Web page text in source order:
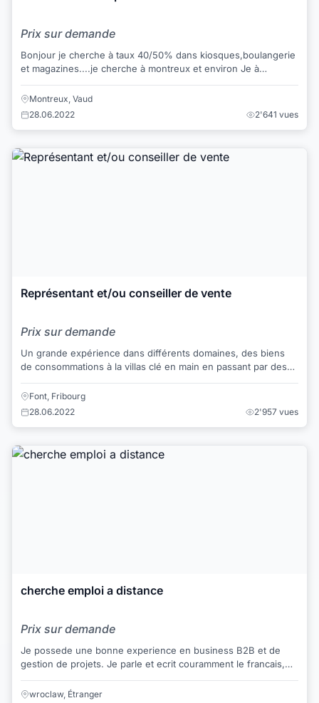
Prix sur demande
Bonjour je cherche à taux 40/50% dans kiosques,boulangerie
et magazines....je cherche à montreux et environ Je à
Montreux, Vaud
28.06.2022
2'641 vues
Représentant et/ou conseiller de vente
Prix sur demande
Un grande expérience dans différents domaines, des biens
de consommations à la villas clé en main en passant par des
Font, Fribourg
28.06.2022
2'957 vues
cherche emploi a distance
Prix sur demande
Je possede une bonne experience en business B2B et de
gestion de projets. Je parle et ecrit couramment le francais,
wroclaw, Étranger